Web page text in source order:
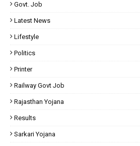
Govt. Job
Latest News
Lifestyle
Politics
Printer
Railway Govt Job
Rajasthan Yojana
Results
Sarkari Yojana